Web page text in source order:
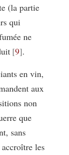
(la partie
qui
ne
9 .
en vin,
aux
non
que
sans
les